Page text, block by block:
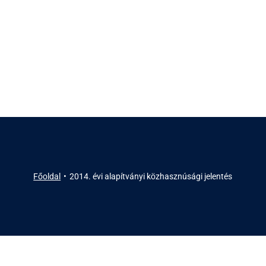
Főoldal 2014. évi alapítványi közhasznúsági jelentés